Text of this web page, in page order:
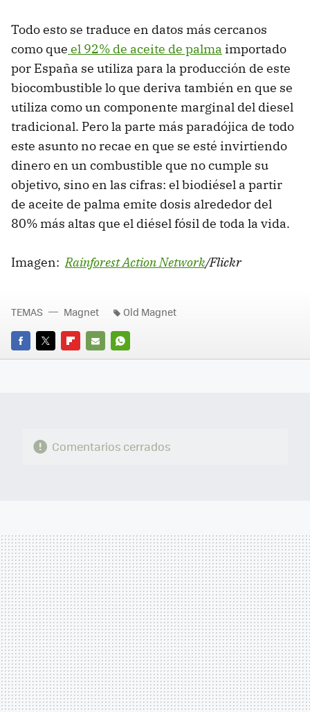
Todo esto se traduce en datos más cercanos
como que el 92% de aceite de palma importado
por España se utiliza para la producción de este
biocombustible lo que deriva también en que se
utiliza como un componente marginal del diesel
tradicional. Pero la parte más paradójica de todo
este asunto no recae en que se esté invirtiendo
dinero en un combustible que no cumple su
objetivo, sino en las cifras: el biodiésel a partir
de aceite de palma emite dosis alrededor del
80% más altas que el diésel fósil de toda la vida.
Imagen:Rainforest Action Network/Flickr
FACEBOOK
TWITTERFLIPBOARD
E-
WHATSAPP
TEMAS Magnet Old Magnet
Comentarios cerrados